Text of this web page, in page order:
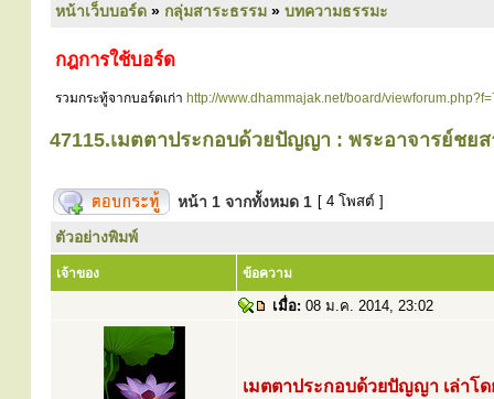
หน้าเว็บบอร์ด » กลุ่มสาระธรรม » บทความธรรมะ
กฎการใช้บอร์ด
รวมกระทู้จากบอร์ดเก่า http://www.dhammajak.net/board/
47115.เมตตาประกอบด้วยปัญญา : พระอาจารย์ชย
หน้า 1 จากทั้งหมด 1 [ 4 โพสต์ ]
ตัวอย่างพิมพ์
เจ้าของ ข้อความ
เมื่อ: 08 ม.ค. 2014, 23:02
เมตตาประกอบด้วยปัญญา เล่าโ